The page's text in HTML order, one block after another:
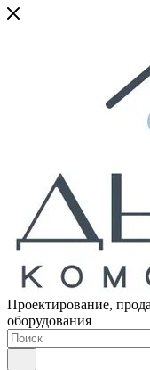
Проектирование,
оборудования